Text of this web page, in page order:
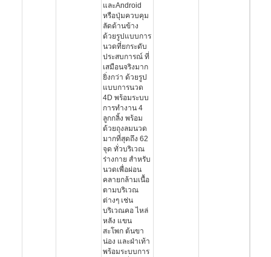
และAndroid
หรือปุ่มควบคุม
ลัดด้านข้าง
ด้วยรูปแบบการ
นวดที่ยกระดับ
ประสบการณ์ ที่
เสมือนจริงมาก
ยิ่งกว่า ด้วยรูป
แบบการนวด
4D พร้อมระบบ
การทำงาน 4
ลูกกลิ้ง พร้อม
ด้วยถุงลมนวด
มากที่สุดถึง 62
จุด ทั่วบริเวณ
ร่างกาย สำหรับ
นวดเพื่อผ่อน
คลายกล้ามเนื้อ
ตามบริเวณ
ต่างๆ เช่น
บริเวณคอ ไหล่
หลัง แขน
สะโพก ต้นขา
น่อง และฝ่าเท้า
พร้อมระบบการ